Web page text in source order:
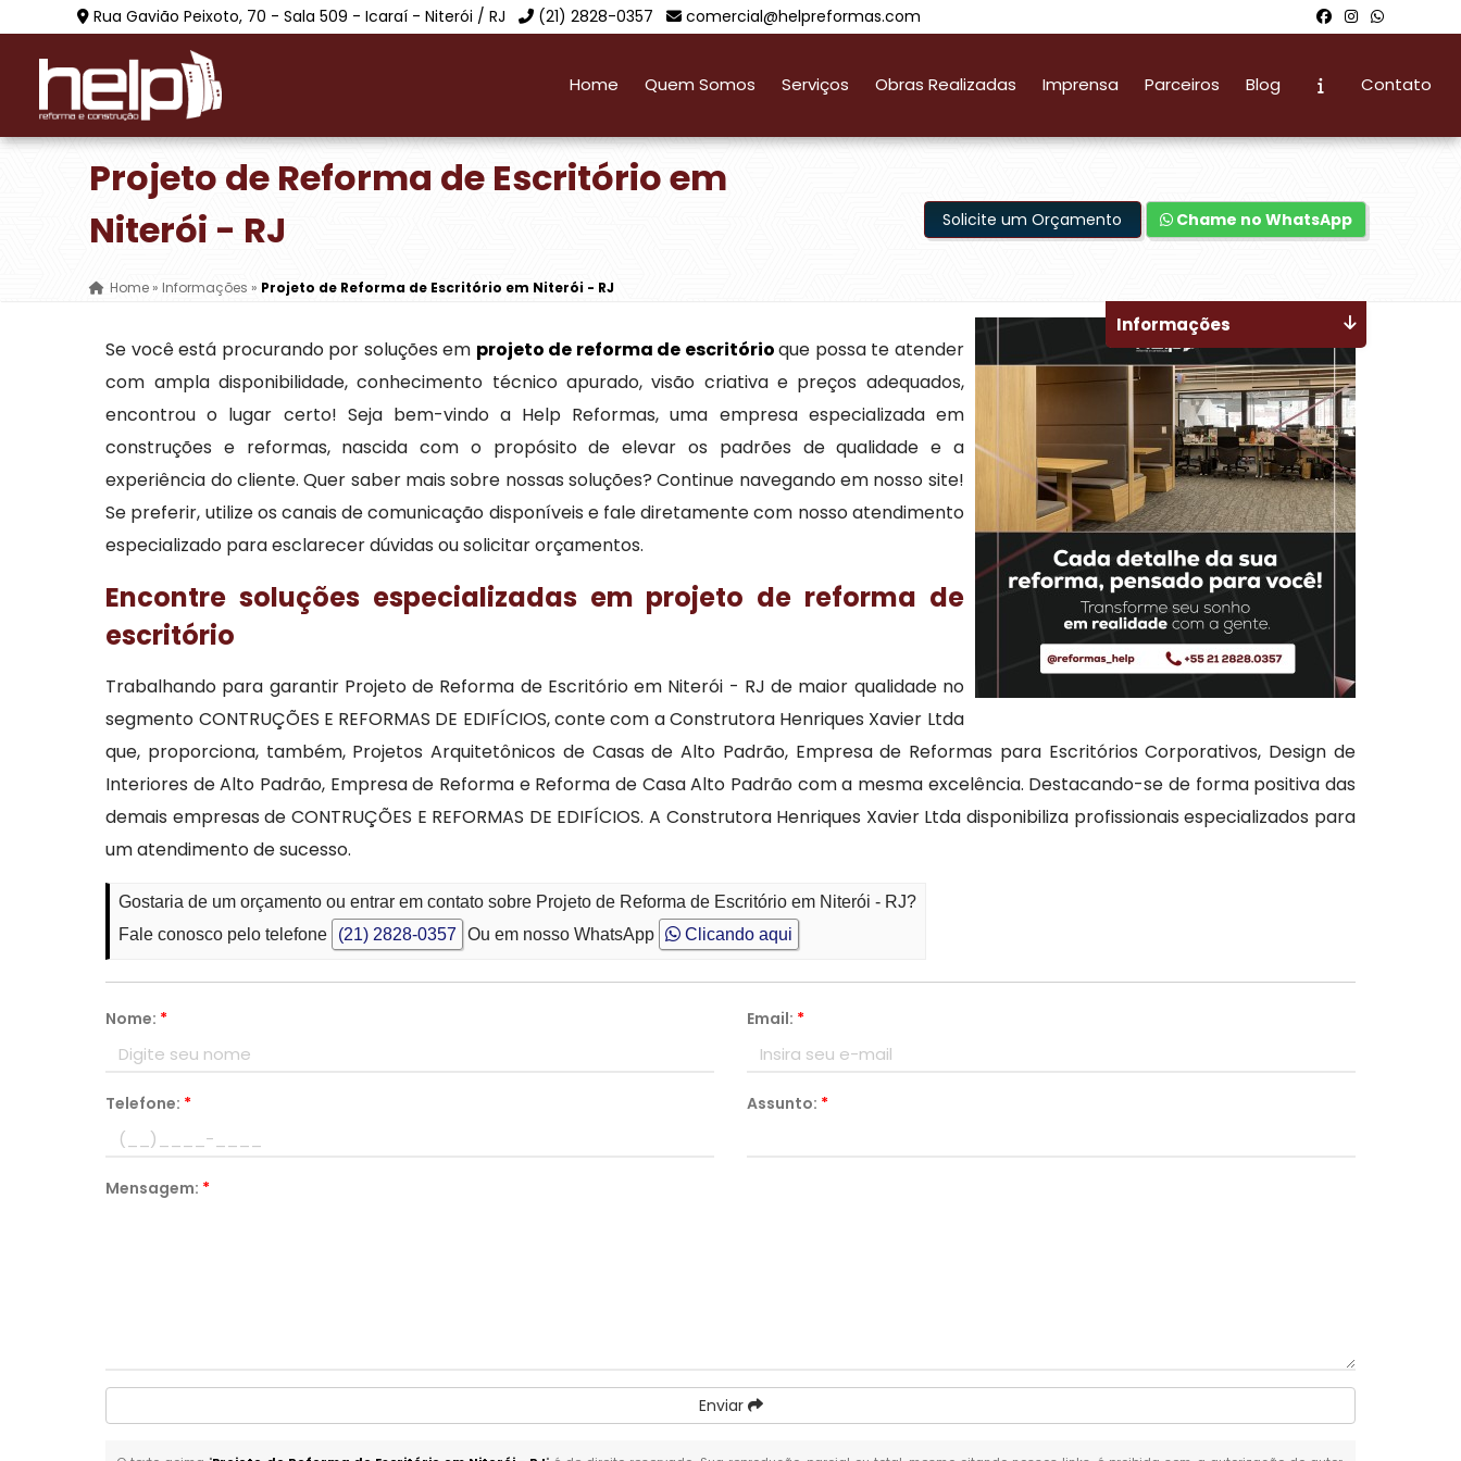
Rua Gavião Peixoto, 70 - Sala 509 - Icaraí - Niterói / RJ (21) 2828-0357 comercial@helpreformas.com
Home Quem Somos Serviços Obras Realizadas Imprensa Parceiros Blog Contato
Projeto de Reforma de Escritório em
Niterói - RJ
Home »Informações » Projeto de Reforma de Escritório em Niterói - RJ
Solicite um Orçamento Chame no WhatsApp
Se você está procurando por soluções em projeto de reforma de escritórioque possa te atender
com ampla disponibilidade, conhecimento técnico apurado, visão criativa e preços adequados,
encontrou o lugar certo! Seja bem-vindo a Help Reformas, uma empresa especializada em
construções e reformas, nascida com o propósito de elevar os padrões de qualidade e a
experiência do cliente. Quer saber mais sobre nossas soluções? Continue navegando em nosso site!
Se preferir, utilize os canais de comunicação disponíveis e fale diretamente com nosso atendimento
especializado para esclarecer dúvidas ou solicitar orçamentos.
Encontre soluções especializadas em projeto de reforma de
escritório
Trabalhando para garantir Projeto de Reforma de Escritório em Niterói - RJ de maior qualidade no
segmento CONTRUÇÕES E REFORMAS DE EDIFÍCIOS, conte com a Construtora Henriques Xavier Ltda
que, proporciona, também, Projetos Arquitetônicos de Casas de Alto Padrão, Empresa de Reformas para Escritórios Corporativos, Design de
Interiores de Alto Padrão, Empresa de Reforma e Reforma de Casa Alto Padrão com a mesma excelência. Destacando-se de forma positiva das
demais empresas de CONTRUÇÕES E REFORMAS DE EDIFÍCIOS. A Construtora Henriques Xavier Ltda disponibiliza profissionais especializados para
um atendimento de sucesso.
Gostaria de um orçamento ou entrar em contato sobre Projeto de Reforma de Escritório em Niterói - RJ?
Fale conosco pelo telefone
(21) 2828-0357 Ou em nosso WhatsApp Clicando aqui
Nome: * Email: *
Telefone: * Assunto: *
Mensagem: *
Enviar
Informações